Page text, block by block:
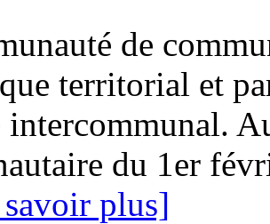
de
territorial et
du 1er
plus]